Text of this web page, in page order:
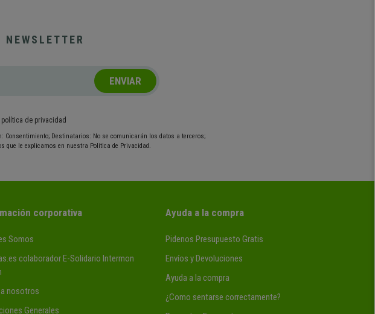
ENVIAR
política de privacidad
Consentimiento; Destinatarios: No se comunicarán los datos a terceros;
que le explicamos en nuestra Política de Privacidad.
corporativa
Somos
colaborador E-Solidario Intermon
nosotros
Generales
Ayuda a la compra
Pidenos Presupuesto Gratis
Envíos y Devoluciones
Ayuda a la compra
¿Como sentarse correctamente?